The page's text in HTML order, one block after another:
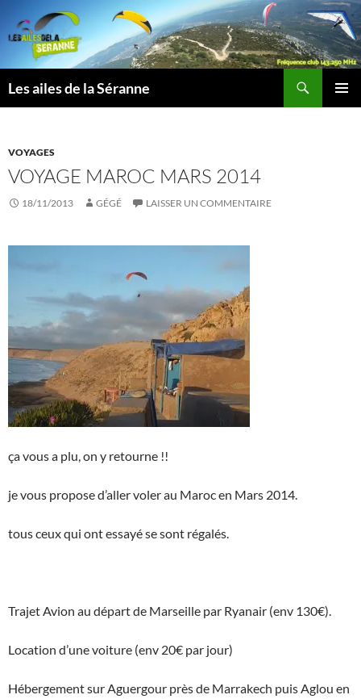
contenu
Les ailes de la Séranne
VOYAGES
VOYAGE MAROC MARS 2014
18/11/2013 GÉGÉ LAISSER UN COMMENTAIRE
ça vous a plu, on y retourne !!
je vous propose d’aller voler au Maroc en Mars 2014.
tous ceux qui ont essayé se sont régalés.
Trajet Avion au départ de Marseille par Ryanair (env 130€).
Location d’une voiture (env 20€ par jour)
Hébergement sur Aguergour près de Marrakech puis Aglou en